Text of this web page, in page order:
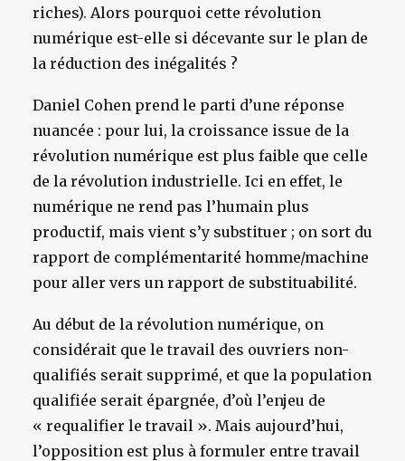
riches). Alors pourquoi cette révolution
numérique est-elle si décevante sur le plan de
la réduction des inégalités ?
Daniel Cohen prend le parti d’une réponse
nuancée : pour lui, la croissance issue de la
révolution numérique est plus faible que celle
de la révolution industrielle. Ici en effet, le
numérique ne rend pas l’humain plus
productif, mais vient s’y substituer ; on sort du
rapport de complémentarité homme/machine
pour aller vers un rapport de substituabilité.
Au début de la révolution numérique, on
considérait que le travail des ouvriers non-
qualifiés serait supprimé, et que la population
qualifiée serait épargnée, d’où l’enjeu de
« requalifier le travail ». Mais aujourd’hui,
l’opposition est plus à formuler entre travail